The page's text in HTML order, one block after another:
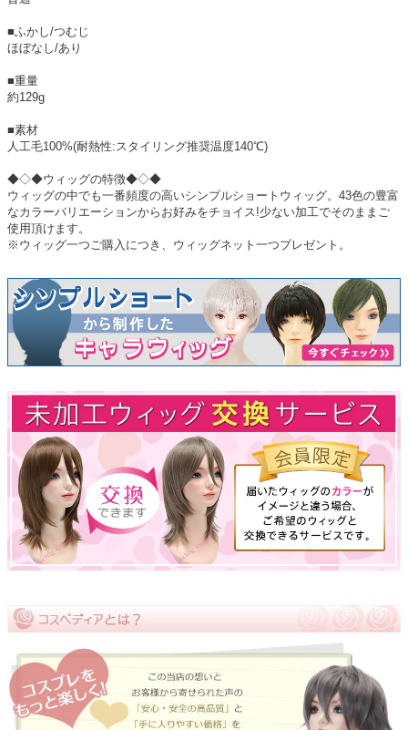
■ふかし/つむじ
ほぼなし/あり
■重量
約129g
■素材
人工毛100%(耐熱性:スタイリング推奨温度140℃)
◆◇◆ウィッグの特徴◆◇◆
ウィッグの中でも一番頻度の高いシンプルショートウィッグ。43色の豊富
なカラーバリエーションからお好みをチョイス!少ない加工でそのままご
使用頂けます。
※ウィッグ一つご購入につき、ウィッグネット一つプレゼント。